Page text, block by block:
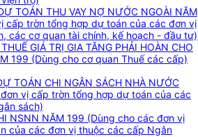
TOÁN THU VAY NỢ NƯỚC NGOÀI NĂM
cấp trờn tổng hợp dự toán của các đơn vị
các cơ quan tài chính, kế hoạch - đầu tư)
GIÁ TRỊ GIA TĂNG PHẢI HOÀN CHO
199 (Dùng cho cơ quan Thuế các cấp)
TOÁN CHI NGÂN SÁCH NHÀ NƯỚC
vị cấp trờn tổng hợp dự toán của các
sách)
NSNN NĂM 199 (Dùng cho các đơn vị
của các đơn vị thuộc các cấp Ngân